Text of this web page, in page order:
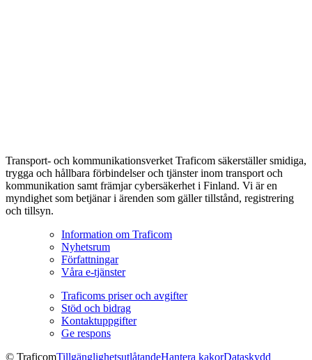
Transport- och kommunikationsverket Traficom säkerställer smidiga,
trygga och hållbara förbindelser och tjänster inom transport och
kommunikation samt främjar cybersäkerhet i Finland. Vi är en
myndighet som betjänar i ärenden som gäller tillstånd, registrering
och tillsyn.
Information om Traficom
Nyhetsrum
Författningar
Våra e-tjänster
Traficoms priser och avgifter
Stöd och bidrag
Kontaktuppgifter
Ge respons
© TraficomTillgänglighetsutlåtandeHantera kakorDataskydd